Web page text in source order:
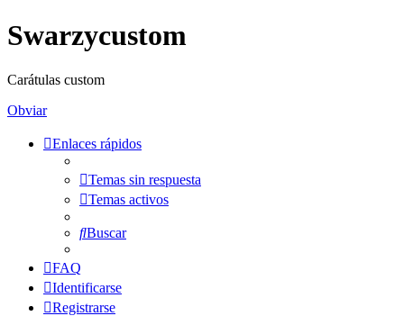
Swarzycustom
Carátulas custom
Obviar
Enlaces rápidos
Temas sin respuesta
Temas activos
Buscar
FAQ
Identificarse
Registrarse